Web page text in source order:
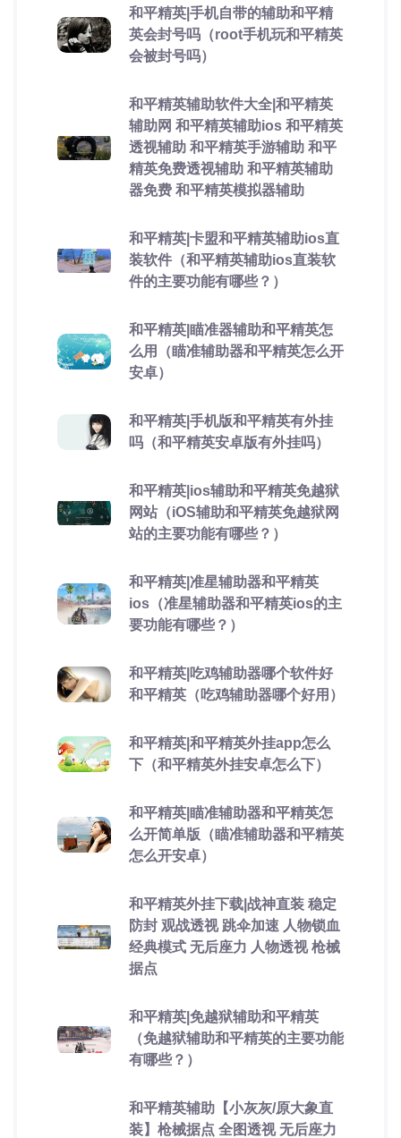
和平精英|手机自带的辅助和平精
英会封号吗（root手机玩和平精英
会被封号吗）
和平精英辅助软件大全|和平精英
辅助网 和平精英辅助ios 和平精英
透视辅助 和平精英手游辅助 和平
精英免费透视辅助 和平精英辅助
器免费 和平精英模拟器辅助
和平精英|卡盟和平精英辅助ios直
装软件（和平精英辅助ios直装软
件的主要功能有哪些？）
和平精英|瞄准器辅助和平精英怎
么用（瞄准辅助器和平精英怎么开
安卓）
和平精英|手机版和平精英有外挂
吗（和平精英安卓版有外挂吗）
和平精英|ios辅助和平精英免越狱
网站（iOS辅助和平精英免越狱网
站的主要功能有哪些？）
和平精英|准星辅助器和平精英
ios（准星辅助器和平精英ios的主
要功能有哪些？）
和平精英|吃鸡辅助器哪个软件好
和平精英（吃鸡辅助器哪个好用）
和平精英|和平精英外挂app怎么
下（和平精英外挂安卓怎么下）
和平精英|瞄准辅助器和平精英怎
么开简单版（瞄准辅助器和平精英
怎么开安卓）
和平精英外挂下载|战神直装 稳定
防封 观战透视 跳伞加速 人物锁血
经典模式 无后座力 人物透视 枪械
据点
和平精英|免越狱辅助和平精英
（免越狱辅助和平精英的主要功能
有哪些？）
和平精英辅助【小灰灰/原大象直
装】枪械据点 全图透视 无后座力